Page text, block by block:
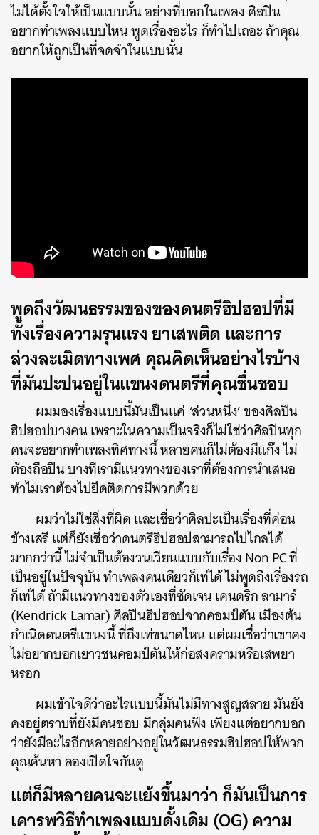
ไม่ได้ตั้งใจให้เป็นแบบนั้น อย่างที่บอกในเพลง ศิลปิน
อยากทำเพลงแบบไหน พูดเรื่องอะไร ก็ทำไปเถอะ ถ้าคุณ
อยากให้ถูกเป็นที่จดจำในแบบนั้น
พูดถึงวัฒนธรรมของของดนตรีฮิปฮอปที่มี
ทั้งเรื่องความรุนแรง ยาเสพติด และการ
ล่วงละเมิดทางเพศ คุณคิดเห็นอย่างไรบ้าง
ที่มันปะปนอยู่ในแขนงดนตรีที่คุณชื่นชอบ
ผมมองเรื่องแบบนี้มันเป็นแค่ ‘ส่วนหนึ่ง’ ของศิลปิน
ฮิปฮอปบางคน เพราะในความเป็นจริงก็ไม่ใช่ว่าศิลปินทุก
คนจะอยากทำเพลงทิศทางนี้ หลายคนก็ไม่ต้องมีแก๊ง ไม่
ต้องถือปืน บางทีเรามีแนวทางของเราที่ต้องการนำเสนอ
ทำไมเราต้องไปยึดติดการมีพวกด้วย
ผมว่าไม่ใช่สิ่งที่ผิด และเชื่อว่าศิลปะเป็นเรื่องที่ค่อน
ข้างเสรี แต่ก็ยังเชื่อว่าดนตรีฮิปฮอปสามารถไปไกลได้
มากกว่านี้ ไม่จำเป็นต้องวนเวียนแบบกับเรื่อง Non PC ที่
เป็นอยู่ในปัจจุบัน ทำเพลงคนเดียวก็เท่ได้ ไม่พูดถึงเรื่องรถ
ก็เท่ได้ ถ้ามีแนวทางของตัวเองที่ชัดเจน เคนดริก ลามาร์
(Kendrick Lamar) ศิลปินฮิปฮอปจากคอมป์ตัน เมืองต้น
กำเนิดดนตรีแขนงนี้ ที่ถึงเท่ขนาดไหน แต่ผมเชื่อว่าเขาคง
ไม่อยากบอกเยาวชนคอมป์ตันให้ก่อสงครามหรือเสพยา
หรอก
ผมเข้าใจดีว่าอะไรแบบนี้มันไม่มีทางสูญสลาย มันยัง
คงอยู่ตราบที่ยังมีคนชอบ มีกลุ่มคนฟัง เพียงแต่อยากบอก
ว่ายังมีอะไรอีกหลายอย่างอยู่ในวัฒนธรรมฮิปฮอปให้พวก
คุณค้นหา ลองเปิดใจกันดู
แต่ก็มีหลายคนจะแย้งขึ้นมาว่า ก็มันเป็นการ
เคารพวิธีทำเพลงแบบดั้งเดิม (OG) ความ